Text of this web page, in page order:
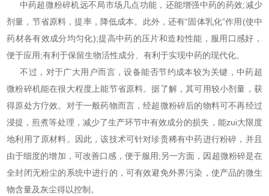
中药超微粉碎机远不局市场几点功能，还能增强中药的药效;减少
剂量，节省原料，提率，降低成本。此外，还有“固体乳化”作用(使中
药材各有效成分均匀化);提高中药的压片和造粒性能，服用口感好，
便于应用;有利于保留生物活性成分、有利于实现中药的现代化。
不过，对于广大用户而言，设备能否节约成本较为关键，中药超
微粉碎机能在很大程度上能节省原料。据了解，其可用较小剂量，获
得原处方疗效。对于一般药物而言，经超微粉碎后的物料可不再经过
浸提，煎煮等处理，减少了生产环节中有效成分的损失，能zui大限度
地利用了原材料。因此，该技术可针对珍贵稀有中药进行粉碎，并且
由于细度的增加，可改善口感，便于服用;另一方面，因超微粉碎是在
全封闭无粉尘的系统中进行的，可有效避免外界污染，使产品的微生
物含量及灰尘得以控制。